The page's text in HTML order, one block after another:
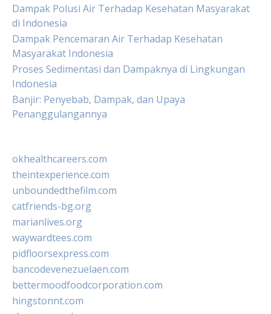
Dampak Polusi Air Terhadap Kesehatan Masyarakat
di Indonesia
Dampak Pencemaran Air Terhadap Kesehatan
Masyarakat Indonesia
Proses Sedimentasi dan Dampaknya di Lingkungan
Indonesia
Banjir: Penyebab, Dampak, dan Upaya
Penanggulangannya
okhealthcareers.com
theintexperience.com
unboundedthefilm.com
catfriends-bg.org
marianlives.org
waywardtees.com
pidfloorsexpress.com
bancodevenezuelaen.com
bettermoodfoodcorporation.com
hingstonnt.com